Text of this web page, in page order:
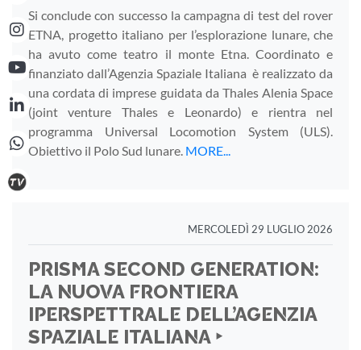
Si conclude con successo la campagna di test del rover
ETNA, progetto italiano per l’esplorazione lunare, che
ha avuto come teatro il monte Etna. Coordinato e
finanziato dall’Agenzia Spaziale Italiana è realizzato da
una cordata di imprese guidata da Thales Alenia Space
(joint venture Thales e Leonardo) e rientra nel
programma Universal Locomotion System (ULS).
Obiettivo il Polo Sud lunare. MORE...
MERCOLEDÌ 29 LUGLIO 2026
PRISMA SECOND GENERATION:
LA NUOVA FRONTIERA
IPERSPETTRALE DELL’AGENZIA
SPAZIALE ITALIANA ‣